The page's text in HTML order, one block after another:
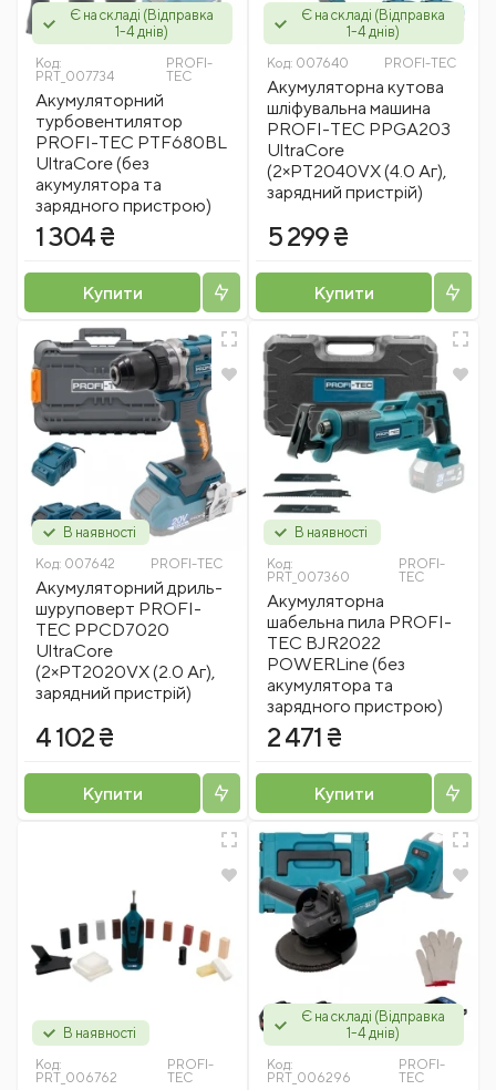
Є на складі (Відправка
1-4 днів)
Код:
PRT_007734
PROFI-
TEC
Акумуляторний
турбовентилятор
PROFI-TEC PTF680BL
UltraCore (без
акумулятора та
зарядного пристрою)
1 304 ₴
Купити
Є на складі (Відправка
1-4 днів)
Код: 007640 PROFI-TEC
Акумуляторна кутова
шліфувальна машина
PROFI-TEC PPGA203
UltraCore
(2×PT2040VX (4.0 Аг),
зарядний пристрій)
5 299 ₴
Купити
В наявності
Код: 007642 PROFI-TEC
Акумуляторний дриль-
шуруповерт PROFI-
TEC PPCD7020
UltraCore
(2×PT2020VX (2.0 Аг),
зарядний пристрій)
4 102 ₴
Купити
В наявності
Код:
PRT_007360
PROFI-
TEC
Акумуляторна
шабельна пила PROFI-
TEC BJR2022
POWERLine (без
акумулятора та
зарядного пристрою)
2 471 ₴
Купити
В наявності
Код:
PRT_006762
PROFI-
TEC
Є на складі (Відправка
1-4 днів)
Код:
PRT_006296
PROFI-
TEC